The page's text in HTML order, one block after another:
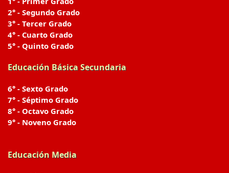
2° - Segundo Grado
3° - Tercer Grado
4° - Cuarto Grado
5° - Quinto Grado
Educación Básica Secundaria
6° - Sexto Grado
7° - Séptimo Grado
8° - Octavo Grado
9° - Noveno Grado
Educación Media